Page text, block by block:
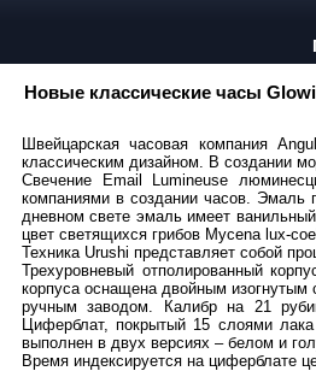
Новые классические часы
Швейцарская часовая компания
классическим дизайном. В создании
Свечение Email Lumineuse
компаниями в создании часов. Эмаль
дневном свете эмаль имеет
цвет светящихся грибов Mycena lux-
Техника Urushi представляет собой
Трехуровневый отполированный
корпуса оснащена двойным изогнутым
ручным заводом. Калибр на 21
Циферблат, покрытый 15 слоями
выполнен в двух версиях – белом и
Время индексируется на циферблате